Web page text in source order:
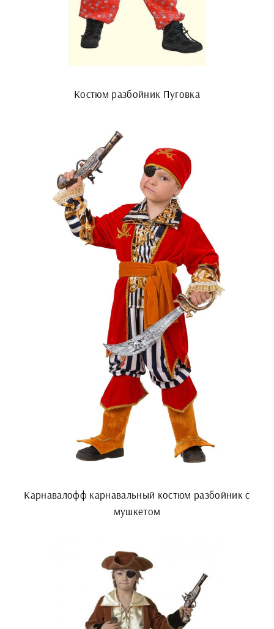
Костюм разбойник Пуговка
Карнавалофф карнавальный костюм разбойник с
мушкетом